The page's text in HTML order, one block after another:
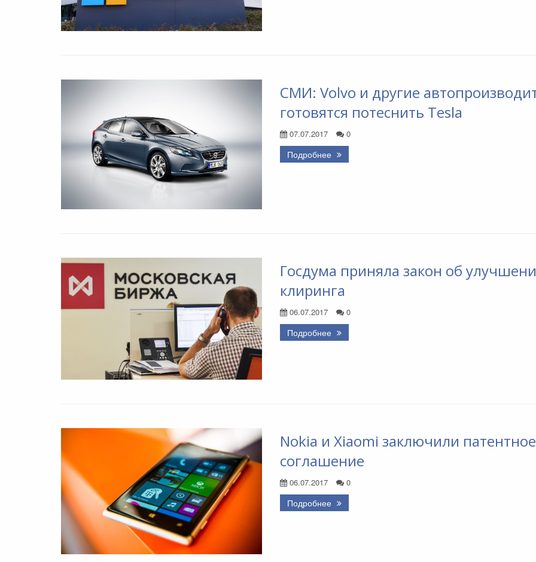
СМИ: Volvo и другие
готовятся потеснить Tesla
07.07.2017 0
Подробнее
Госдума приняла закон об
клиринга
06.07.2017 0
Подробнее
Nokia и Xiaomi заключили патентное
соглашение
06.07.2017 0
Подробнее